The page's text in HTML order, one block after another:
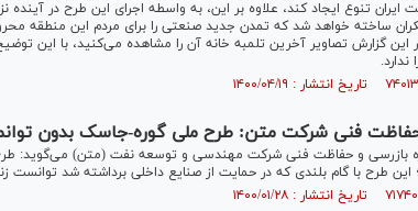
ایران تنوع ایجاد کند، علاوه بر این، به واسطه اجرای این طرح در
این گزارش تصاویر آخرین تلمبه خانه آن را مشاهده می‌کنید، با این
ندارد.
فنی شرکت متن: طرح ملی گوره-جاسک بدون
بازرسی و حفاظت فنی شرکت مهندسی و توسعه نفت (متن) می‌گوید:
طرح با گام بلندی که در حمایت از صنایع داخلی برداشته شد توانست